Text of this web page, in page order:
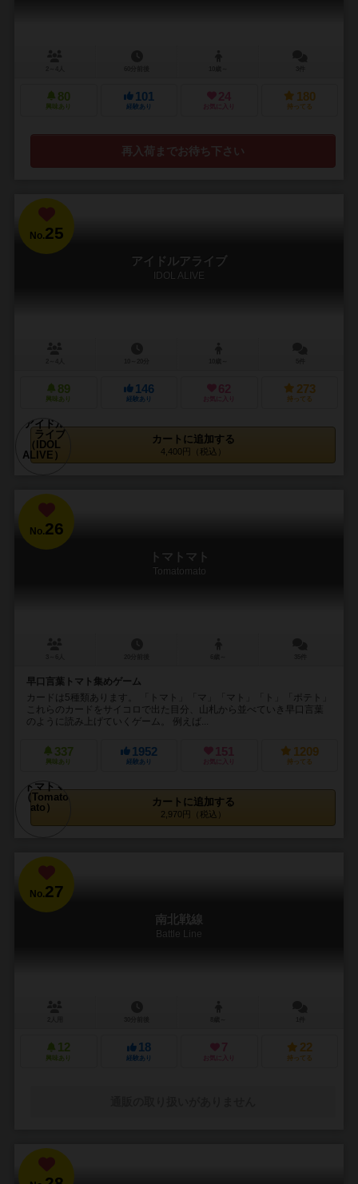
80
興味あり
101
経験あり
24
お気に入り
180
持ってる
再入荷までお待ち下さい
No.25
アイドルアライブ
IDOL ALIVE
89
興味あり
146
経験あり
62
お気に入り
273
持ってる
カートに追加する
4,400円（税込）
No.26
トマトマト
Tomatomato
早口言葉トマト集めゲーム
カードは5種類あります。 「トマト」「マ」「マト」「ト」「ポテト」
これらのカードをサイコロで出た目分、山札から並べていき早口言葉
のように読み上げていくゲーム。 例えば...
337
興味あり
1952
経験あり
151
お気に入り
1209
持ってる
カートに追加する
2,970円（税込）
No.27
南北戦線
Battle Line
12
興味あり
18
経験あり
7
お気に入り
22
持ってる